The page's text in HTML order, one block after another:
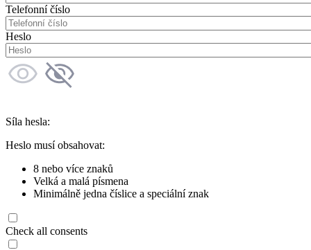
Telefonní číslo
Heslo
Síla hesla:
Heslo musí obsahovat:
8 nebo více znaků
Velká a malá písmena
Minimálně jedna číslice a speciální znak
Check all consents